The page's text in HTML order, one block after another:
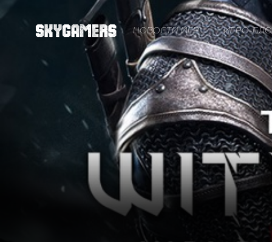
НОВОСТИ ИГР ИГРО-